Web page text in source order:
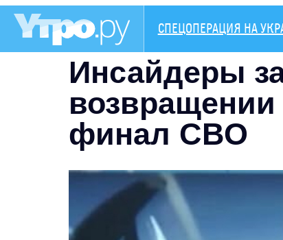
СПЕЦОПЕРАЦИЯ НА
Инсайдеры
финал СВО